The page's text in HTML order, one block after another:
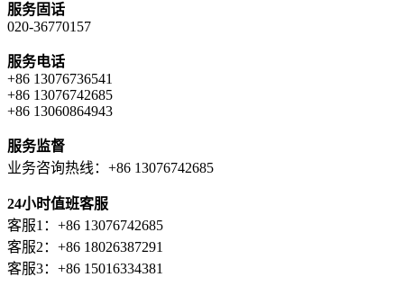
服务固话
020-36770157
服务电话
+86 13076736541
+86 13076742685
+86 13060864943
服务监督
业务咨询热线：+86 13076742685
24小时值班客服
客服1：+86 13076742685
客服2：+86 18026387291
客服3：+86 15016334381